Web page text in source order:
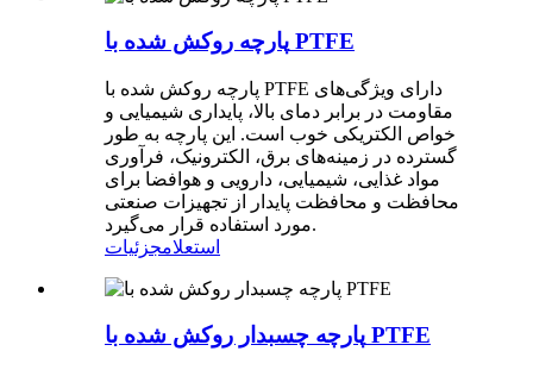
پارچه روکش شده با PTFE
پارچه روکش شده با PTFE دارای ویژگی‌های
مقاومت در برابر دمای بالا، پایداری شیمیایی و
خواص الکتریکی خوب است. این پارچه به طور
گسترده در زمینه‌های برق، الکترونیک، فرآوری
مواد غذایی، شیمیایی، دارویی و هوافضا برای
محافظت و محافظت پایدار از تجهیزات صنعتی
مورد استفاده قرار می‌گیرد.
استعلامجزئیات
پارچه چسبدار روکش شده با PTFE